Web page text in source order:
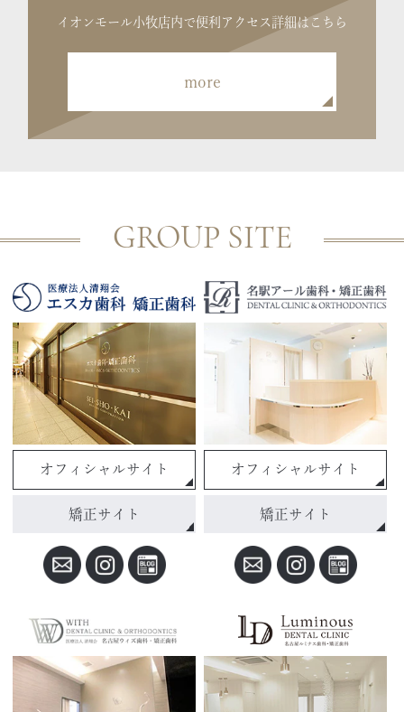
イオンモール小牧店内で便利 アクセス詳細はこちら
more
GROUP SITE
オフィシャルサイト
矯正サイト
オフィシャルサイト
矯正サイト